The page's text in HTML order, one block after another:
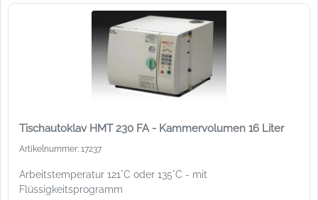
Tischautoklav HMT 230 FA - Kammervolumen 16 Liter
Artikelnummer: 17237
Arbeitstemperatur 121°C oder 135°C - mit
Flüssigkeitsprogramm